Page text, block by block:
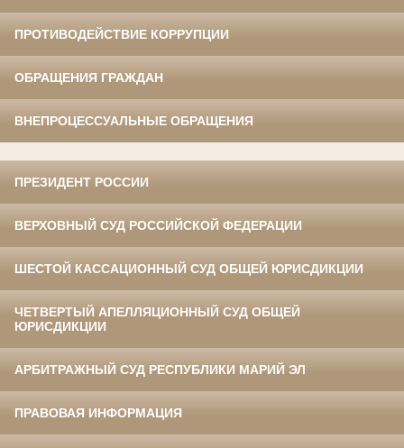
ПРОТИВОДЕЙСТВИЕ КОРРУПЦИИ
ОБРАЩЕНИЯ ГРАЖДАН
ВНЕПРОЦЕССУАЛЬНЫЕ ОБРАЩЕНИЯ
ПРЕЗИДЕНТ РОССИИ
ВЕРХОВНЫЙ СУД РОССИЙСКОЙ ФЕДЕРАЦИИ
ШЕСТОЙ КАССАЦИОННЫЙ СУД ОБЩЕЙ ЮРИСДИКЦИИ
ЧЕТВЕРТЫЙ АПЕЛЛЯЦИОННЫЙ СУД ОБЩЕЙ
ЮРИСДИКЦИИ
АРБИТРАЖНЫЙ СУД РЕСПУБЛИКИ МАРИЙ ЭЛ
ПРАВОВАЯ ИНФОРМАЦИЯ